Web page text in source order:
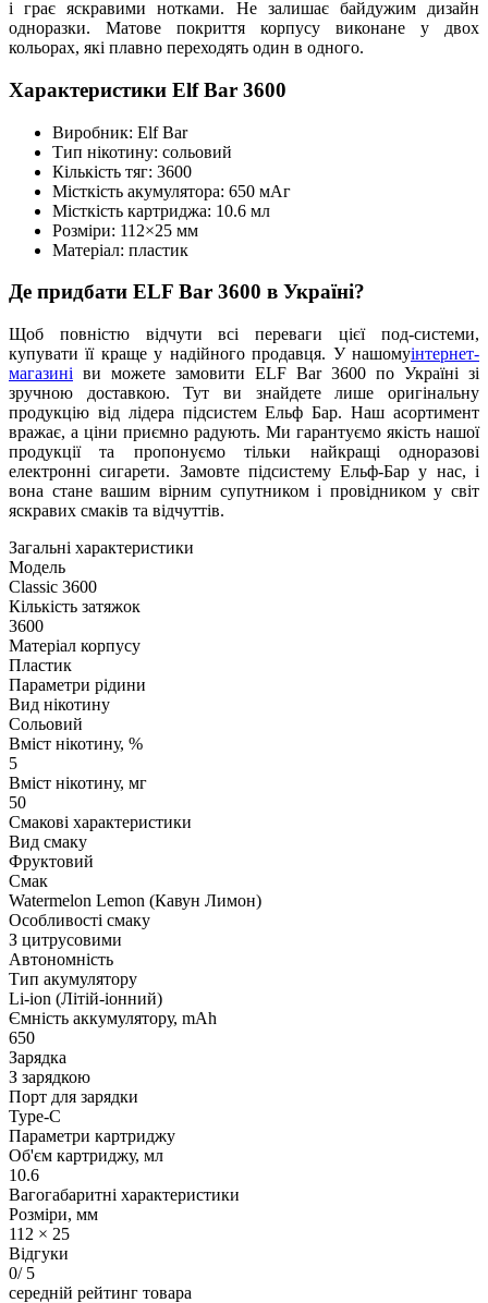
і грає яскравими нотками. Не залишає байдужим дизайн
одноразки. Матове покриття корпусу виконане у двох
кольорах, які плавно переходять один в одного.
Характеристики Elf Bar 3600
Виробник: Elf Bar
Тип нікотину: сольовий
Кількість тяг: 3600
Місткість акумулятора: 650 мАг
Місткість картриджа: 10.6 мл
Розміри: 112×25 мм
Матеріал: пластик
Де придбати ELF Bar 3600 в Україні?
Щоб повністю відчути всі переваги цієї под-системи,
купувати її краще у надійного продавця. У нашомуінтернет-
магазині ви можете замовити ELF Bar 3600 по Україні зі
зручною доставкою. Тут ви знайдете лише оригінальну
продукцію від лідера підсистем Ельф Бар. Наш асортимент
вражає, а ціни приємно радують. Ми гарантуємо якість нашої
продукції та пропонуємо тільки найкращі одноразові
електронні сигарети. Замовте підсистему Ельф-Бар у нас, і
вона стане вашим вірним супутником і провідником у світ
яскравих смаків та відчуттів.
Загальні характеристики
Модель
Classic 3600
Кількість затяжок
3600
Матеріал корпусу
Пластик
Параметри рідини
Вид нікотину
Сольовий
Вміст нікотину, %
5
Вміст нікотину, мг
50
Смакові характеристики
Вид смаку
Фруктовий
Смак
Watermelon Lemon (Кавун Лимон)
Особливості смаку
З цитрусовими
Автономність
Тип акумулятору
Li-ion (Літій-іонний)
Ємність аккумулятору, mAh
650
Зарядка
З зарядкою
Порт для зарядки
Type-C
Параметри картриджу
Об'єм картриджу, мл
10.6
Вагогабаритні характеристики
Розміри, мм
112 × 25
Відгуки
0/ 5
середній рейтинг товара